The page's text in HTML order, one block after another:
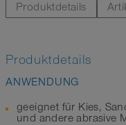
Produktdetails
Produktdetails
ANWENDUNG
geeignet für Kies,
und andere abrasive